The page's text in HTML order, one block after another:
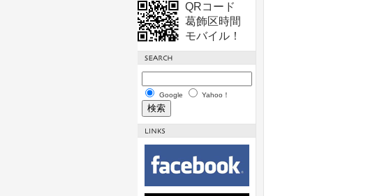
QRコード
葛飾区時間
モバイル！
Google Yahoo！